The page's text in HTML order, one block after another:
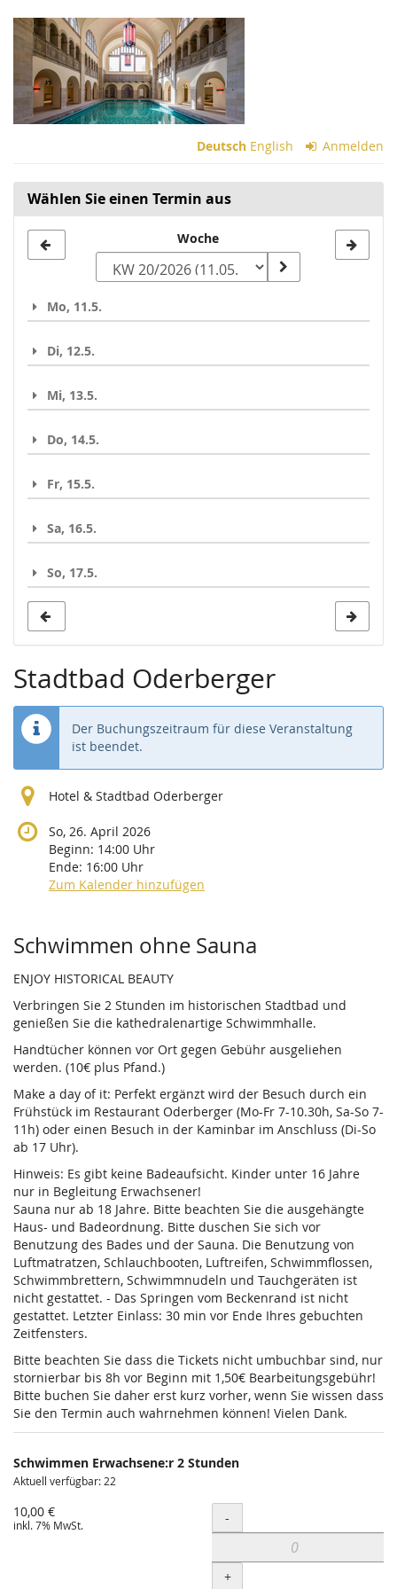
Zum
Haupt-
Inhalt
springen
Deutsch English Anmelden
Wählen Sie einen Termin aus
zur
auswählen
Woche
Mo, 11.5.
Di, 12.5.
Mi, 13.5.
Do, 14.5.
Fr, 15.5.
Sa, 16.5.
So, 17.5.
Stadtbad Oderberger
Der Buchungszeitraum für diese Veranstaltung
ist beendet.
Hotel & Stadtbad Oderberger
So, 26. April 2026
Beginn: 14:00 Uhr
Ende: 16:00 Uhr
Zum Kalender hinzufügen
Produkte
Schwimmen ohne Sauna
ENJOY HISTORICAL BEAUTY
Verbringen Sie 2 Stunden im historischen Stadtbad und
genießen Sie die kathedralenartige Schwimmhalle.
Handtücher können vor Ort gegen Gebühr ausgeliehen
werden. (10€ plus Pfand.)
Make a day of it: Perfekt ergänzt wird der Besuch durch ein
Frühstück im Restaurant Oderberger (Mo-Fr 7-10.30h, Sa-So 7-
11h) oder einen Besuch in der Kaminbar im Anschluss (Di-So
ab 17 Uhr).
Hinweis: Es gibt keine Badeaufsicht. Kinder unter 16 Jahre
nur in Begleitung Erwachsener!
Sauna nur ab 18 Jahre. Bitte beachten Sie die ausgehängte
Haus- und Badeordnung. Bitte duschen Sie sich vor
Benutzung des Bades und der Sauna. Die Benutzung von
Luftmatratzen, Schlauchbooten, Luftreifen, Schwimmflossen,
Schwimmbrettern, Schwimmnudeln und Tauchgeräten ist
nicht gestattet. - Das Springen vom Beckenrand ist nicht
gestattet. Letzter Einlass: 30 min vor Ende Ihres gebuchten
Zeitfensters.
Bitte beachten Sie dass die Tickets nicht umbuchbar sind, nur
stornierbar bis 8h vor Beginn mit 1,50€ Bearbeitungsgebühr!
Bitte buchen Sie daher erst kurz vorher, wenn Sie wissen dass
Sie den Termin auch wahrnehmen können! Vielen Dank.
Schwimmen Erwachsene:r 2 Stunden
Aktuell verfügbar: 22
10,00 €
inkl. 7% MwSt. Menge
-
+